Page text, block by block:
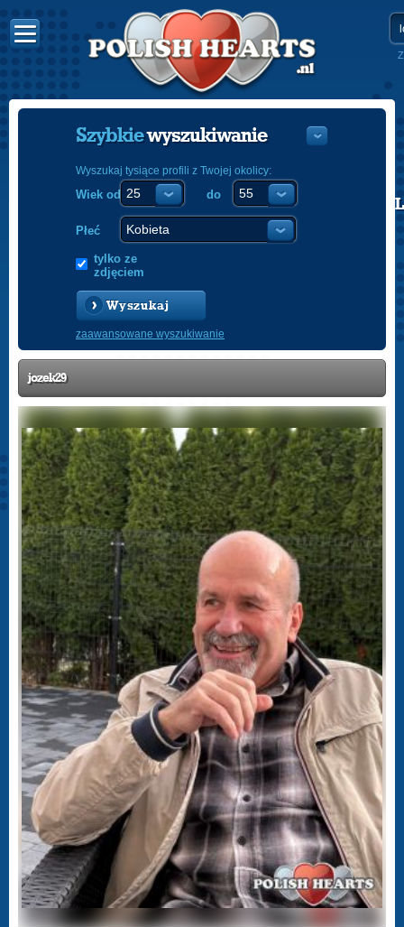
POLISH
Szybkiewyszukiwanie
Wyszukaj tysiące profili z Twojej okolicy:
Wiek od do
Płeć
tylko ze
zdjęciem
Wyszukaj
zaawansowane wyszukiwanie
jozek29